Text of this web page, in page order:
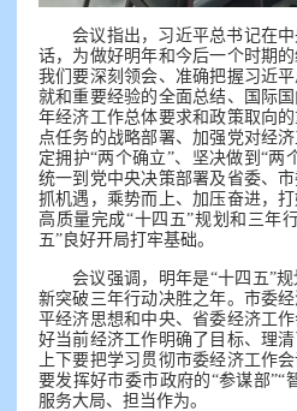
会议指出，习近平总书记在
话，为做好明年和今后一个时期
我们要深刻领会、准确把握习近
就和重要经验的全面总结、国际
年经济工作总体要求和政策取向
点任务的战略部署、加强党对经
定拥护“两个确立”、坚决做到“两
统一到党中央决策部署及省委、
抓机遇，乘势而上、加压奋进，
高质量完成“十四五”规划和三年
五”良好开局打牢基础。
会议强调，明年是“十四五”
新突破三年行动决胜之年。市委
平经济思想和中央、省委经济工
好当前经济工作明确了目标、理
上下要把学习贯彻市委经济工作
要发挥好市委市政府的“参谋部”“
服务大局、担当作为。